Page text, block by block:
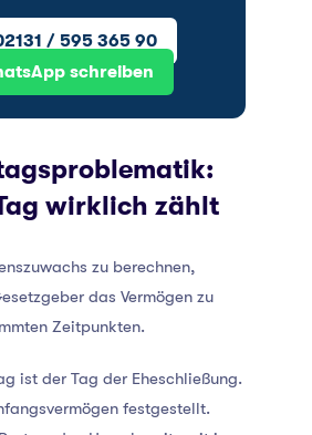
/ 595 365 90
schreiben
wirklich zählt
zu berechnen,
das Vermögen zu
Zeitpunkten.
ist der Tag der Eheschließung.
festgestellt.